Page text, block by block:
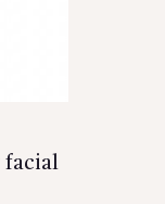
facial